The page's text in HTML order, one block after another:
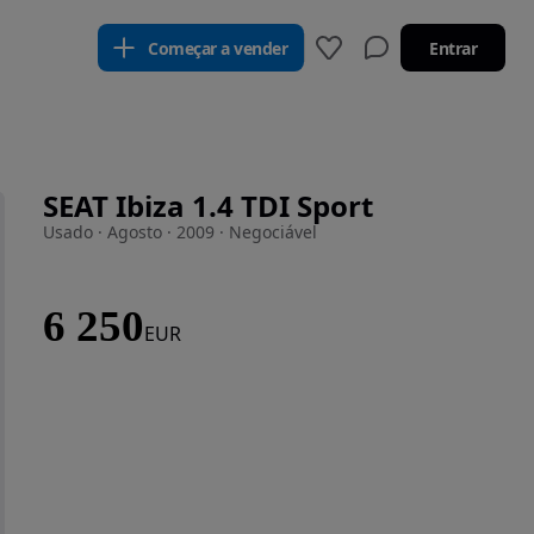
Começar a vender Entrar
SEAT Ibiza 1.4 TDI Sport
Usado · Agosto · 2009 · Negociável
6 250EUR